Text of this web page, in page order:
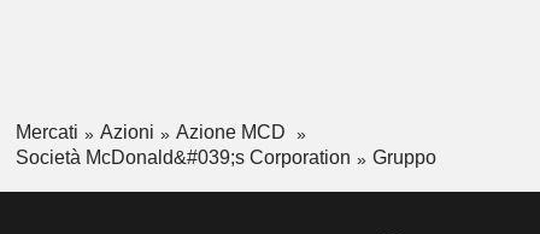
Mercati Azioni
Azione MCD
Società McDonald&#039;s Corporation
Gruppo